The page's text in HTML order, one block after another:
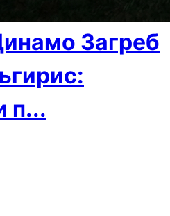
Загреб
п...